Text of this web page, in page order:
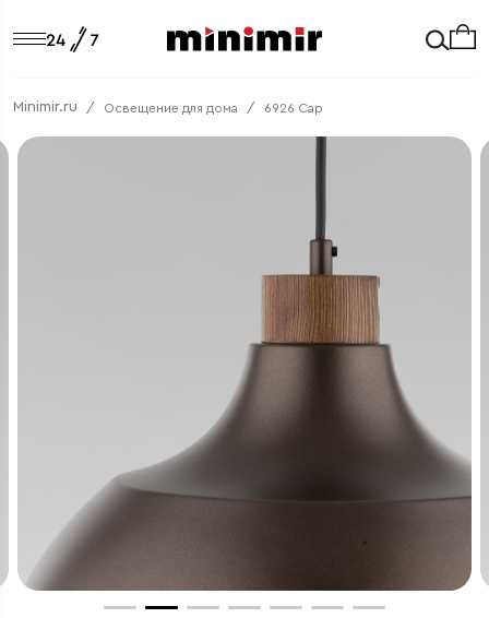
Minimir.ru Освещение для дома 6926 Cap